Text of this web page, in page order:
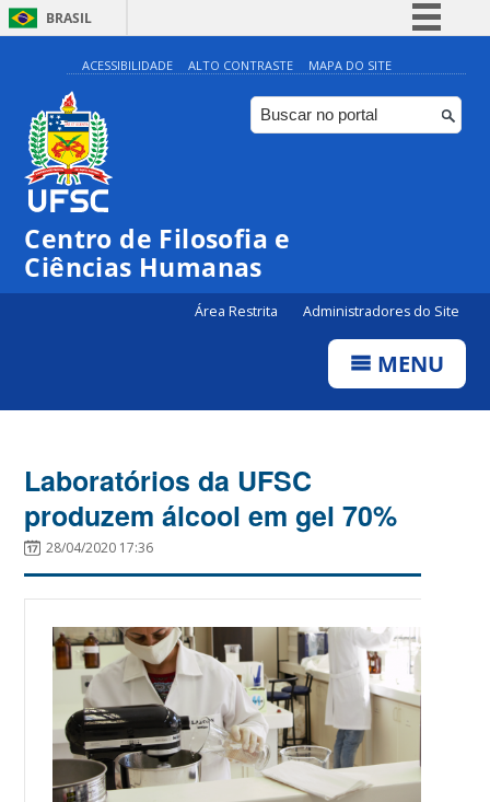
BRASIL
Simplifique!
Comunica BR
Participe
ACESSIBILIDADE ALTO CONTRASTE MAPA DO SITE
Centro de Filosofia e
Ciências Humanas
Área Restrita Administradores do Site
MENU
Laboratórios da UFSC
produzem álcool em gel 70%
28/04/2020 17:36